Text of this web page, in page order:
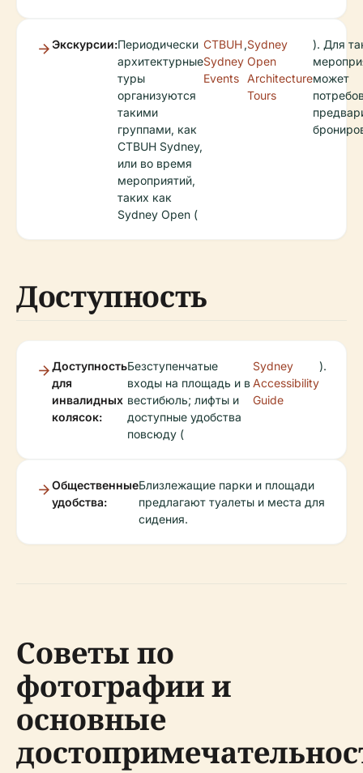
Экскурсии:Периодически
архитектурные
туры
организуются
такими
группами, как
CTBUH Sydney,
или во время
мероприятий,
таких как
Sydney Open (
CTBUH
Sydney
Events
,Sydney
Open
Architecture
Tours
). Для
может
Доступность
Доступность
для
инвалидных
колясок:
Безступенчатые
входы на площадь и в
вестибюль; лифты и
доступные удобства
повсюду (
Sydney
Accessibility
Guide
).
Общественные
удобства:
Близлежащие парки и площади
предлагают туалеты и места для
сидения.
Советы по
фотографии и
основные